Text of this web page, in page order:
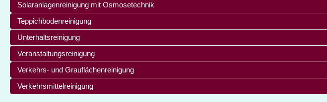
Solaranlagenreinigung mit Osmosetechnik
Teppichbodenreinigung
Unterhaltsreinigung
Veranstaltungsreinigung
Verkehrs- und Grauflächenreinigung
Verkehrsmittelreinigung